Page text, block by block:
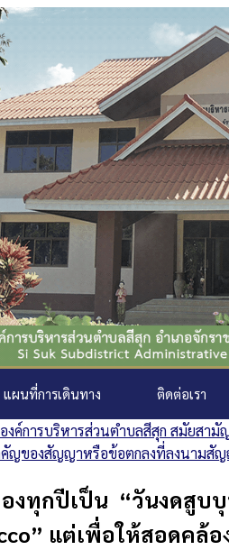
แผนที่การเดินทาง ติดต่อเรา
งค์การบริหารส่วนตำบลสีสุก สมัยสา
คัญของสัญญาหรือข้อตกลงที่ลงนามสั
ทุกปีเป็น “วันงดสูบบุ
แต่เพื่อให้สอดค